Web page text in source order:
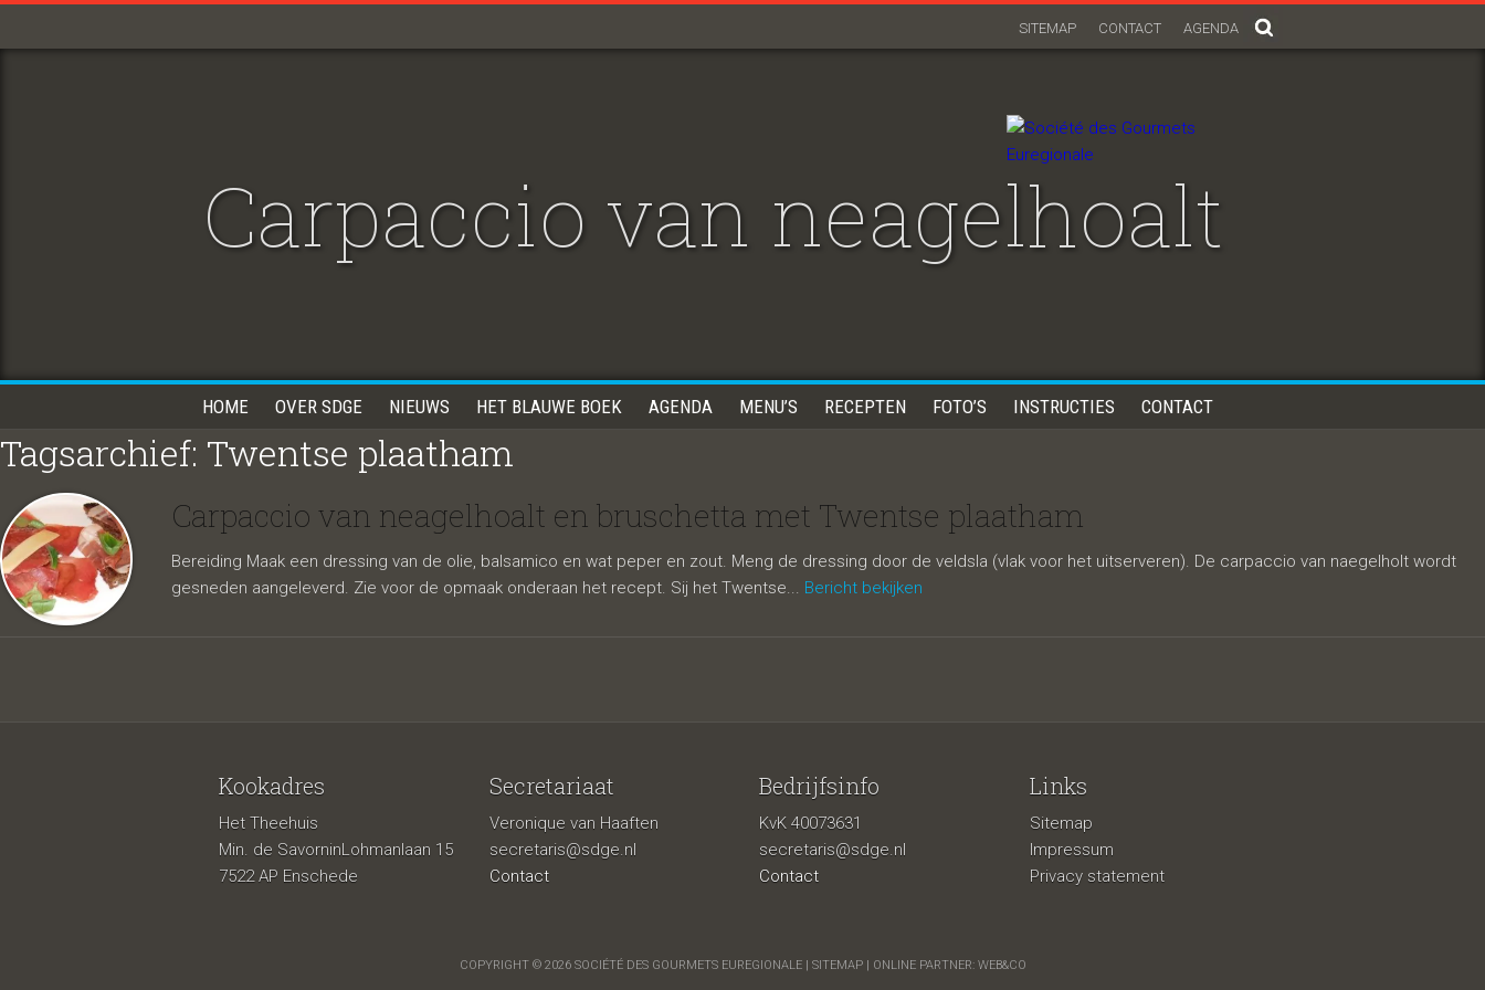
AGENDA
CONTACT
SITEMAP
Carpaccio van neagelhoalt
en bruschetta met Twentse
plaatham
HOME OVER SDGE NIEUWS HET BLAUWE BOEK AGENDA MENU’S RECEPTEN FOTO’S INSTRUCTIES CONTACT
Tagsarchief: Twentse plaatham
Carpaccio van neagelhoalt en bruschetta met Twentse plaatham
Bereiding Maak een dressing van de olie, balsamico en wat peper en zout. Meng de dressing door de veldsla (vlak voor het uitserveren). De carpaccio van naegelholt wordt
gesneden aangeleverd. Zie voor de opmaak onderaan het recept. Sij het Twentse... Bericht bekijken
Kookadres
Het Theehuis
Min. de SavorninLohmanlaan 15
7522 AP Enschede
Secretariaat
Veronique van Haaften
secretaris@sdge.nl
Contact
Bedrijfsinfo
KvK 40073631
secretaris@sdge.nl
Contact
Links
Sitemap
Impressum
Privacy statement
COPYRIGHT © 2026 SOCIÉTÉ DES GOURMETS EUREGIONALE | SITEMAP| ONLINE PARTNER: WEB&CO